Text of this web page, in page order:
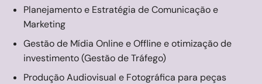
Planejamento e Estratégia de Comunicação e
Marketing
Gestão de Mídia Online e Offline e otimização de
investimento (Gestão de Tráfego)
Produção Audiovisual e Fotográfica para peças